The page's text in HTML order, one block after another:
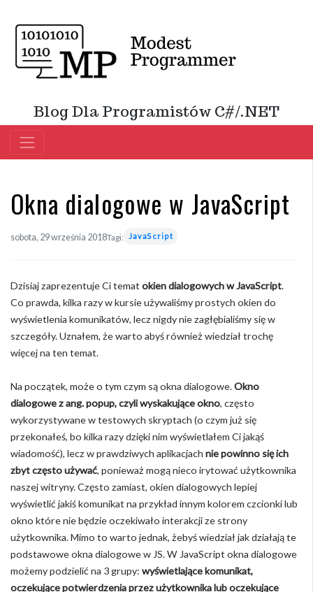
Blog Dla Programistów C#/.NET
Okna dialogowe w JavaScript
sobota, 29 września 2018Tagi: JavaScript
Dzisiaj zaprezentuje Ci tematokien dialogowych w JavaScript.
Co prawda, kilka razy w kursie używaliśmy prostych okien do
wyświetlenia komunikatów, lecz nigdy nie zagłębialiśmy się w
szczegóły. Uznałem, że warto abyś również wiedział trochę
więcej na ten temat.
Na początek, może o tym czym są okna dialogowe.Okno
dialogowe z ang. popup, czyli wyskakujące okno, często
wykorzystywane w testowych skryptach (o czym już się
przekonałeś, bo kilka razy dzięki nim wyświetlałem Ci jakąś
wiadomość), lecz w prawdziwych aplikacjach nie powinno się ich
zbyt często używać, ponieważ mogą nieco irytować użytkownika
naszej witryny. Często zamiast, okien dialogowych lepiej
wyświetlić jakiś komunikat na przykład innym kolorem czcionki lub
okno które nie będzie oczekiwało interakcji ze strony
użytkownika. Mimo to warto jednak, żebyś wiedział jak działają te
podstawowe okna dialogowe w JS. W JavaScript okna dialogowe
możemy podzielić na 3 grupy: wyświetlające komunikat,
oczekujące potwierdzenia przez użytkownika lub oczekujące